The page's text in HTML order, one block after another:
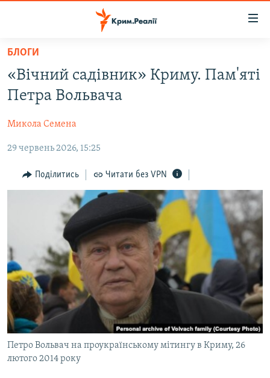
Перейти
основного
матеріалу
Перейти
до
навігації
Перейти
ВІДЕО ТА ФОТО
ПОЛІТИКА
БЛОГИ
ПОГЛЯД
ВСЕ ЗА ДЕНЬ
СПЕЦПРОЕКТИ
ДЕПОРТАЦІЯ
ВІДЕОУРОКИ «ELIFBE»
СВІДЧЕННЯ ОКУПАЦІЇ
УКРАЇНСЬКА ПРОБЛЕМА КРИМУ
ІНФОГРАФІКА
ЯК ОБІЙТИ БЛОКУВАННЯ
Русский
Qırımtatar
ДОЛУЧАЙСЯ!
БЛОГИ
«Вічний садівник» Криму. Пам'яті
Петра Вольвача
Микола Семена
29 червень 2026, 15:25
Поділитись Читати без VPN
Петро Вольвач на проукраїнському мітингу в Криму, 26
лютого 2014 року